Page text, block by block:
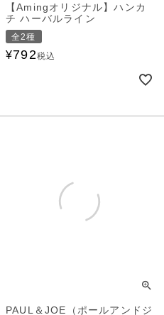
【Amingオリジナル】ハンカ
チ ハーバルライン
全2種
¥792税込
PAUL＆JOE（ポールアンドジ